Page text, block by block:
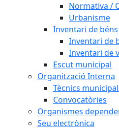
Normativa /
Urbanisme
Inventari de béns
Inventari de
Inventari de
Escut municipal
Organització Interna
Tècnics
Convocatòries
Organismes
Seu electrònica